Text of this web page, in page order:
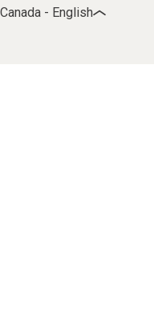
Canada - English